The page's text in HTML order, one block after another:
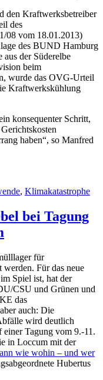
den Kraftwerksbetreiber
des
08 vom 18.01.2013)
des BUND Hamburg
aus der Süderelbe
beim
wurde das OVG-Urteil
Kraftwerkskühlung
konsequenter Schritt,
haben“, so Manfred
, Klimakatastrophe
bei Tagung
für
Für das neue
Spiel ist, hat der
CSU und Grünen und
das
auch: Die
wird deutlich
einer Tagung vom 9.-11.
in Loccum mit der
wie wohin – und wer
Hubertus